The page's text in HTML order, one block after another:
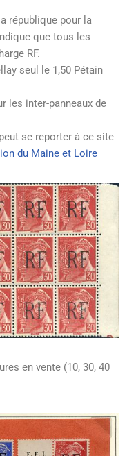
république pour la
que tous les
RF.
seul le 1,50 Pétain
les inter-panneaux de
se reporter à ce site
du Maine et Loire
en vente (10, 30, 40